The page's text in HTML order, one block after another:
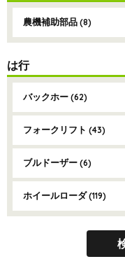
農機補助部品 (8)
は行
バックホー (62)
フォークリフト (43)
ブルドーザー (6)
ホイールローダ (119)